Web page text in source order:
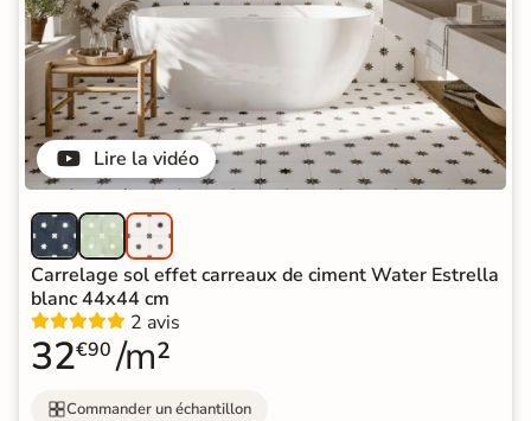
Lire la vidéo
Carrelage sol effet carreaux de ciment Water Estrella
blanc 44x44 cm
2 avis
32€90 /m²
Commander un échantillon